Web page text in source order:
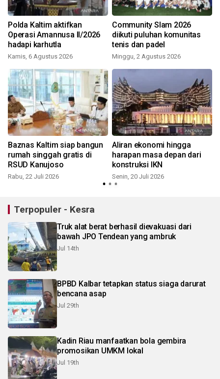
Polda Kaltim aktifkan
Operasi Amannusa II/2026
hadapi karhutla
Kamis, 6 Agustus 2026
Community Slam 2026
diikuti puluhan komunitas
tenis dan padel
Minggu, 2 Agustus 2026
Baznas Kaltim siap bangun
rumah singgah gratis di
RSUD Kanujoso
Rabu, 22 Juli 2026
Aliran ekonomi hingga
harapan masa depan dari
konstruksi IKN
Senin, 20 Juli 2026
Terpopuler - Kesra
Truk alat berat berhasil dievakuasi dari
bawah JPO Tendean yang ambruk
Jul 14th
BPBD Kalbar tetapkan status siaga darurat
bencana asap
Jul 29th
Kadin Riau manfaatkan bola gembira
promosikan UMKM lokal
Jul 19th